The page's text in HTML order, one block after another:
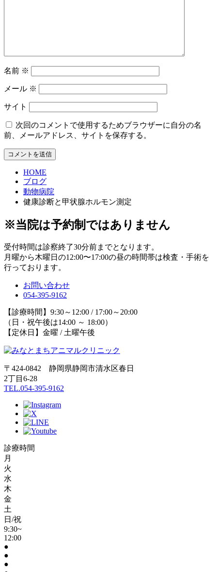
名前 ※
メール ※
サイト
次回のコメントで使用するためブラウザーに自分の名
前、メールアドレス、サイトを保存する。
HOME
ブログ
動物病院
健康診断と甲状腺ホルモン測定
※当院は予約制ではありません
受付時間は診察終了30分前までとなります。
月曜から木曜日の12:00〜17:00の昼の時間帯は検査・手術を
行っております。
お問い合わせ
054-395-9162
【診療時間】9:30～12:00 / 17:00～20:00
（日・祝午後は14:00 ～ 18:00）
【定休日】金曜 / 土曜午後
〒424-0842 静岡県静岡市清水区春日
2丁目6-28
TEL.054-395-9162
診療時間
月
火
水
木
金
土
日/祝
9:30~
12:00
●
●
●